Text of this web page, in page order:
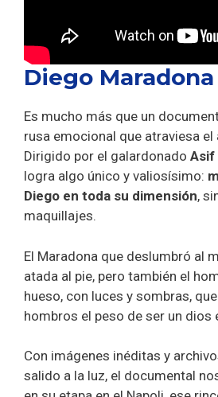
Diego Maradona
Es mucho más que un
rusa emocional que atraviesa el
Dirigido por el galardonado Asif
logra algo único y valiosísimo:
Diego en toda su dimensión,
maquillajes.
El Maradona que deslumbró al
atada al pie, pero también el
hueso, con luces y sombras,
hombros el peso de ser un dios
Con imágenes inéditas y
salido a la luz, el documental